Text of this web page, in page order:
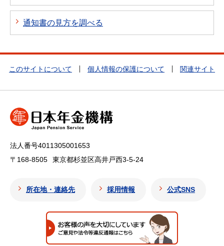
通知書の見方を調べる
このサイトについて 個人情報の保護について 関連サイト
法人番号4011305001653
〒168-8505
東京都杉並区高井戸西3-5-24
所在地・連絡先 採用情報 公式SNS